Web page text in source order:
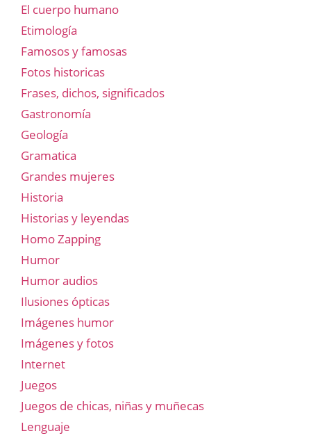
El cuerpo humano
Etimología
Famosos y famosas
Fotos historicas
Frases, dichos, significados
Gastronomía
Geología
Gramatica
Grandes mujeres
Historia
Historias y leyendas
Homo Zapping
Humor
Humor audios
Ilusiones ópticas
Imágenes humor
Imágenes y fotos
Internet
Juegos
Juegos de chicas, niñas y muñecas
Lenguaje